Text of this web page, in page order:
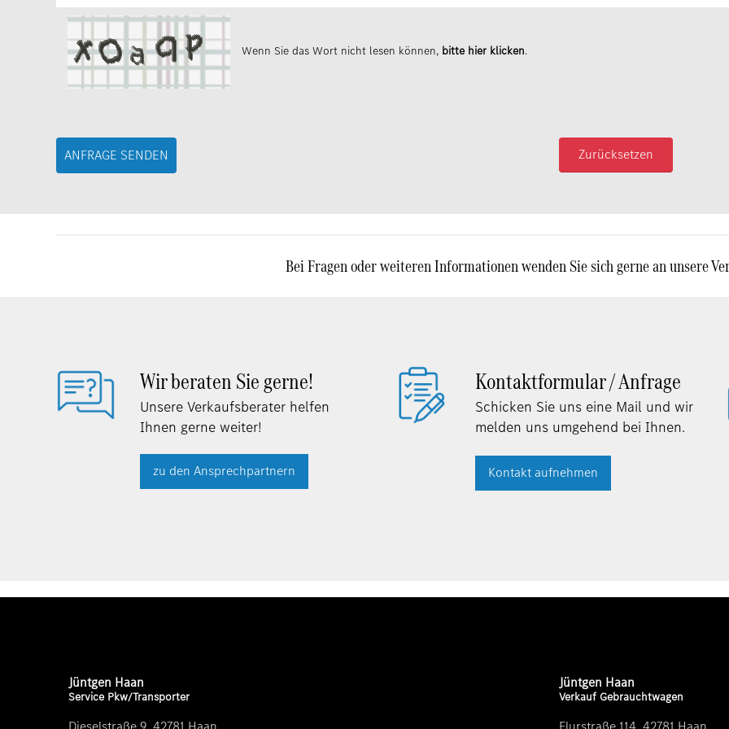
Wenn Sie das Wort nicht lesen können, bitte hier klicken.
Zurücksetzen
Bei Fragen oder weiteren Informationen wenden Sie sich gerne an unsere
Wir beraten Sie gerne!
Unsere Verkaufsberater helfen
Ihnen gerne weiter!
zu den Ansprechpartnern
Kontaktformular / Anfrage
Schicken Sie uns eine Mail und wir
melden uns umgehend bei Ihnen.
Kontakt aufnehmen
Jüntgen Haan
Service Pkw/Transporter
Jüntgen Haan
Verkauf Gebrauchtwagen